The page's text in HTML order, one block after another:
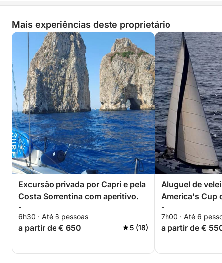
Mais experiências deste proprietário
Excursão privada por Capri e pela
Costa Sorrentina com aperitivo.
-
6h30 · Até 6 pessoas
a partir de € 650 5 (18)
Aluguel de
America's Cup
incluído
-
7h00 · Até 6
a partir de €